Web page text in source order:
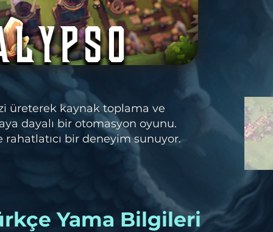
üreterek kaynak toplama ve
dayalı bir otomasyon oyunu.
bir deneyim sunuyor.
Yama Bilgileri